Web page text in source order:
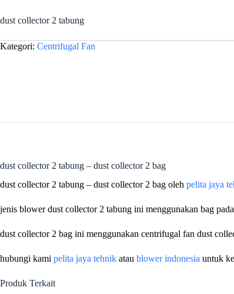
dust collector 2 tabung
Kategori: Centrifugal Fan
dust collector 2 tabung – dust collector 2 bag
dust collector 2 tabung – dust collector 2 bag oleh pelita jaya
jenis blower dust collector 2 tabung ini menggunakan bag
dust collector 2 bag ini menggunakan centrifugal fan dust
hubungi kami pelita jaya tehnik atau blower indonesia untuk
Produk Terkait